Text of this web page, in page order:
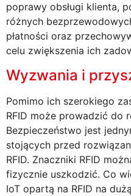
poprawy obsługi klienta,
różnych
płatności oraz
celu zwiększenia ich
Wyzwania i
Pomimo ich szerokiego
RFID może prowadzić do
Bezpieczeństwo jest
stojących przed
RFID. Znaczniki RFID
fizycznie uszkodzić. Co
IoT opartą na RFID na